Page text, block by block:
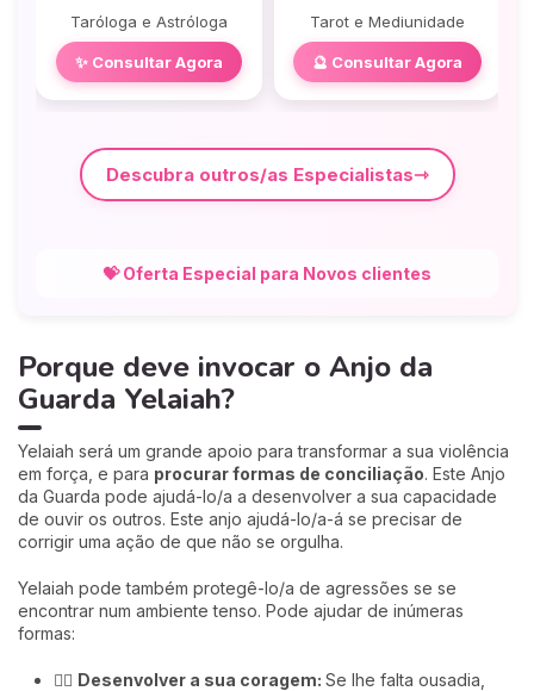
Taróloga e Astróloga
✨ Consultar Agora
Tarot e Mediunidade
🔮 Consultar Agora
Descubra outros/as Especialistas
💝 Oferta Especial para Novos clientes
Porque deve invocar o Anjo da
Guarda Yelaiah?
Yelaiah será um grande apoio para transformar a sua violência
em força, e para procurar formas de conciliação. Este Anjo
da Guarda pode ajudá-lo/a a desenvolver a sua capacidade
de ouvir os outros. Este anjo ajudá-lo/a-á se precisar de
corrigir uma ação de que não se orgulha.
Yelaiah pode também protegê-lo/a de agressões se se
encontrar num ambiente tenso. Pode ajudar de inúmeras
formas:
🦸‍♀️ Desenvolver a sua coragem: Se lhe falta ousadia,